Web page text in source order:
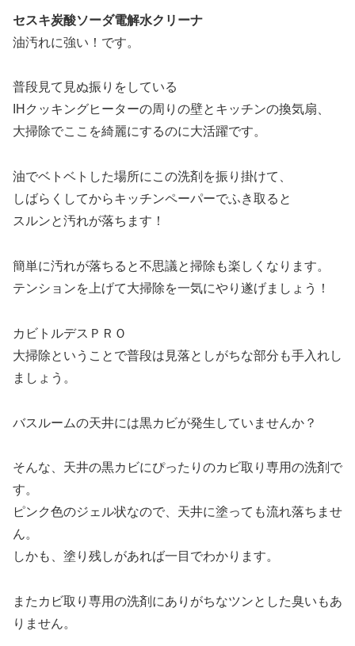
セスキ炭酸ソーダ電解水クリーナ
油汚れに強い！です。
普段見て見ぬ振りをしている
IHクッキングヒーターの周りの壁とキッチンの換気扇、
大掃除でここを綺麗にするのに大活躍です。
油でベトベトした場所にこの洗剤を振り掛けて、
しばらくしてからキッチンペーパーでふき取ると
スルンと汚れが落ちます！
簡単に汚れが落ちると不思議と掃除も楽しくなります。
テンションを上げて大掃除を一気にやり遂げましょう！
カビトルデスＰＲＯ
大掃除ということで普段は見落としがちな部分も手入れし
ましょう。
バスルームの天井には黒カビが発生していませんか？
そんな、天井の黒カビにぴったりのカビ取り専用の洗剤で
す。
ピンク色のジェル状なので、天井に塗っても流れ落ちませ
ん。
しかも、塗り残しがあれば一目でわかります。
またカビ取り専用の洗剤にありがちなツンとした臭いもあ
りません。